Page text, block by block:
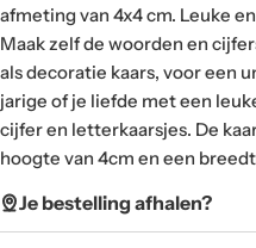
afmeting van 4x4 cm. Leuke
Maak zelf de woorden en
als decoratie kaars, voor een
jarige of je liefde met een
cijfer en letterkaarsjes. De
hoogte van 4cm en een
Je bestelling afhalen?